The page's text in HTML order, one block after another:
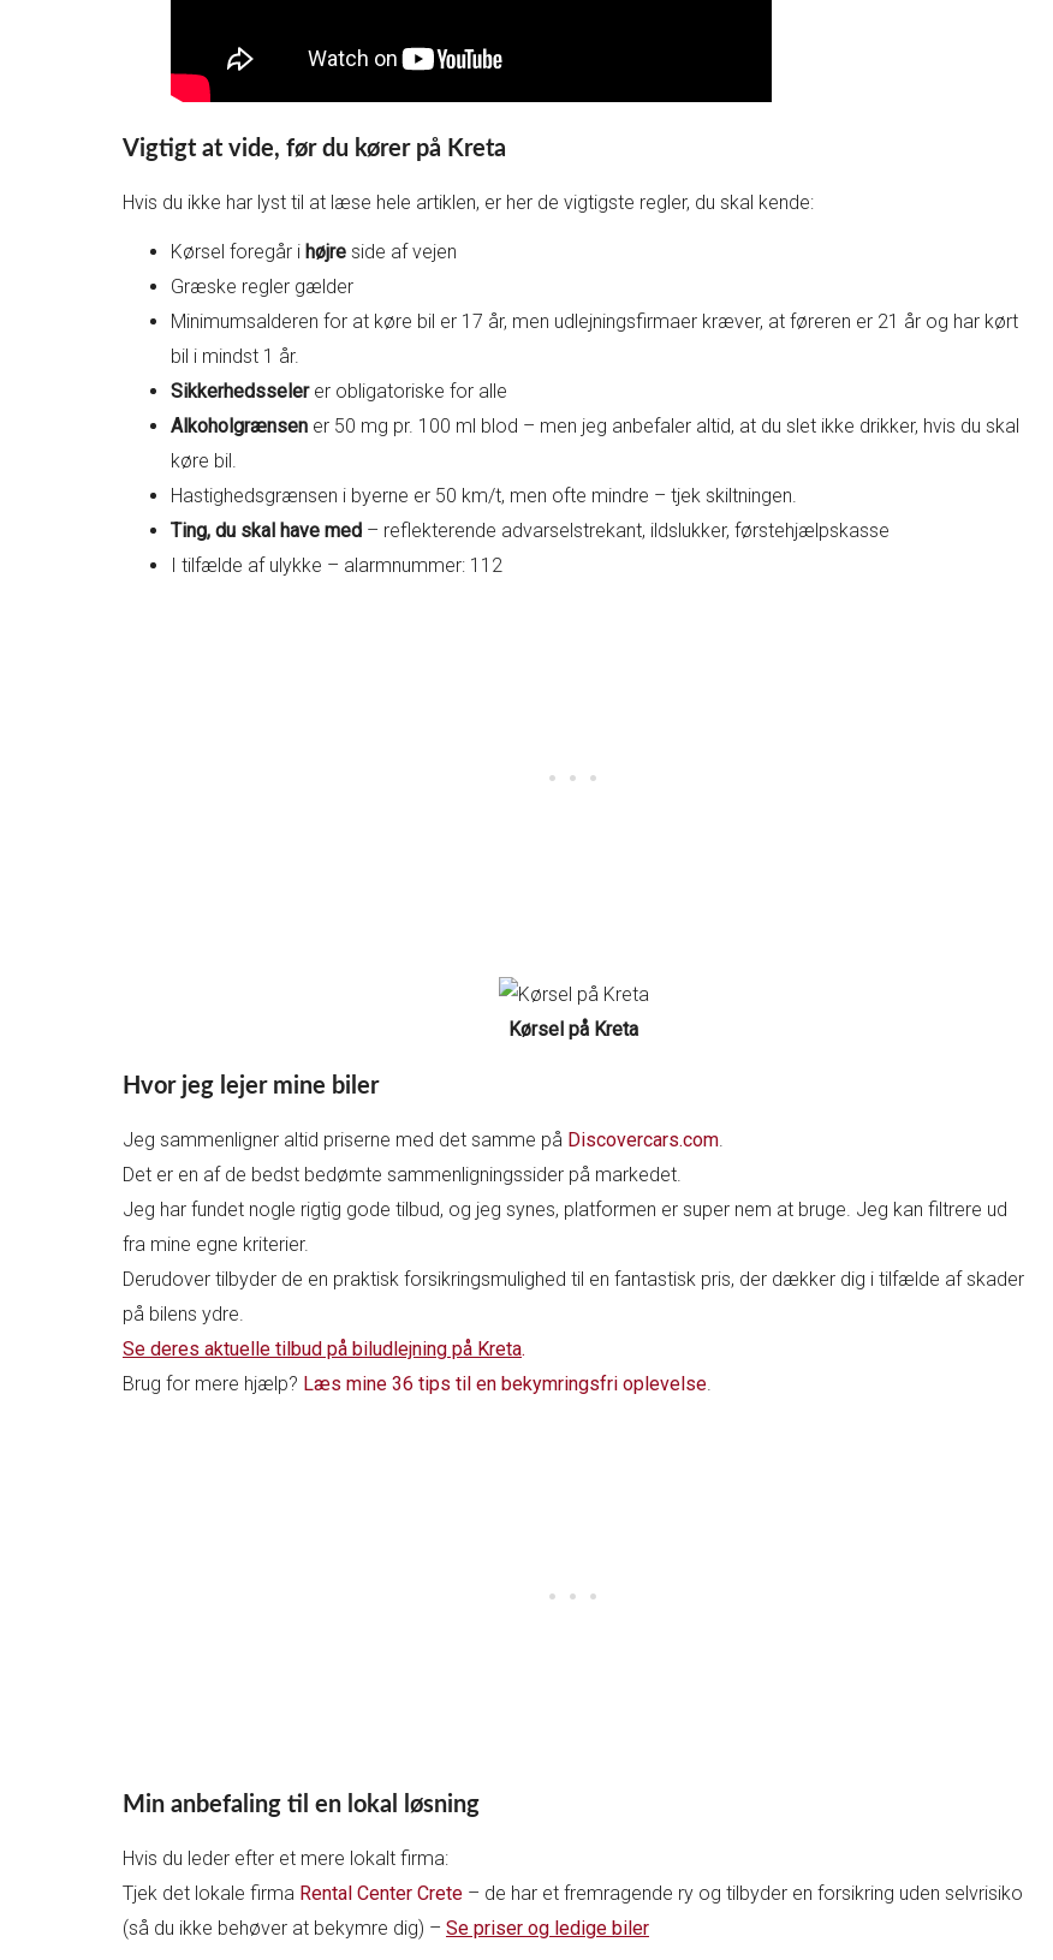
Vigtigt at vide, før du kører på Kreta
Hvis du ikke har lyst til at læse hele artiklen, er her de vigtigste regler, du skal kende:
Kørsel foregår i højre side af vejen
Græske regler gælder
Minimumsalderen for at køre bil er 17 år, men udlejningsfirmaer kræver, at føreren er 21 år og har kørt
bil i mindst 1 år.
Sikkerhedsselerer obligatoriske for alle
Alkoholgrænsen er 50 mg pr. 100 ml blod – men jeg anbefaler altid, at du slet ikke drikker, hvis du skal
køre bil.
Hastighedsgrænsen i byerne er 50 km/t, men ofte mindre – tjek skiltningen.
Ting, du skal have med – reflekterende advarselstrekant, ildslukker, førstehjælpskasse
I tilfælde af ulykke – alarmnummer: 112
Kørsel på Kreta
Hvor jeg lejer mine biler
Jeg sammenligner altid priserne med det samme på Discovercars.com.
Det er en af de bedst bedømte sammenligningssider på markedet.
Jeg har fundet nogle rigtig gode tilbud, og jeg synes, platformen er super nem at bruge. Jeg kan filtrere ud
fra mine egne kriterier.
Derudover tilbyder de en praktisk forsikringsmulighed til en fantastisk pris, der dækker dig i tilfælde af skader
på bilens ydre.
Se deres aktuelle tilbud på biludlejning på Kreta.
Brug for mere hjælp? Læs mine 36 tips til en bekymringsfri oplevelse.
Min anbefaling til en lokal løsning
Hvis du leder efter et mere lokalt firma:
Tjek det lokale firma Rental Center Crete – de har et fremragende ry og tilbyder en forsikring uden selvrisiko
(så du ikke behøver at bekymre dig) – Se priser og ledige biler